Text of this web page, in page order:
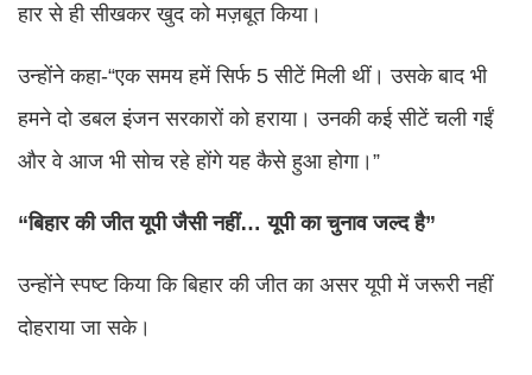
हार से ही सीखकर खुद को मज़बूत किया।
उन्होंने कहा-“एक समय हमें सिर्फ 5 सीटें मिली थीं। उसके बाद भी
हमने दो डबल इंजन सरकारों को हराया। उनकी कई सीटें चली गईं
और वे आज भी सोच रहे होंगे यह कैसे हुआ होगा।”
“बिहार की जीत यूपी जैसी नहीं… यूपी का चुनाव जल्द है”
उन्होंने स्पष्ट किया कि बिहार की जीत का असर यूपी में जरूरी नहीं
दोहराया जा सके।